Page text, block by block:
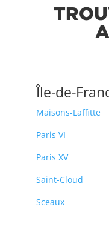
Île-de-
Maisons-Laffitte
Paris VI
Paris XV
Saint-Cloud
Sceaux